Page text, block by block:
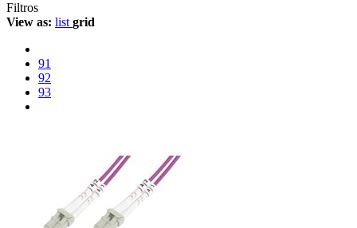
Filtros
View as: list grid
91
92
93